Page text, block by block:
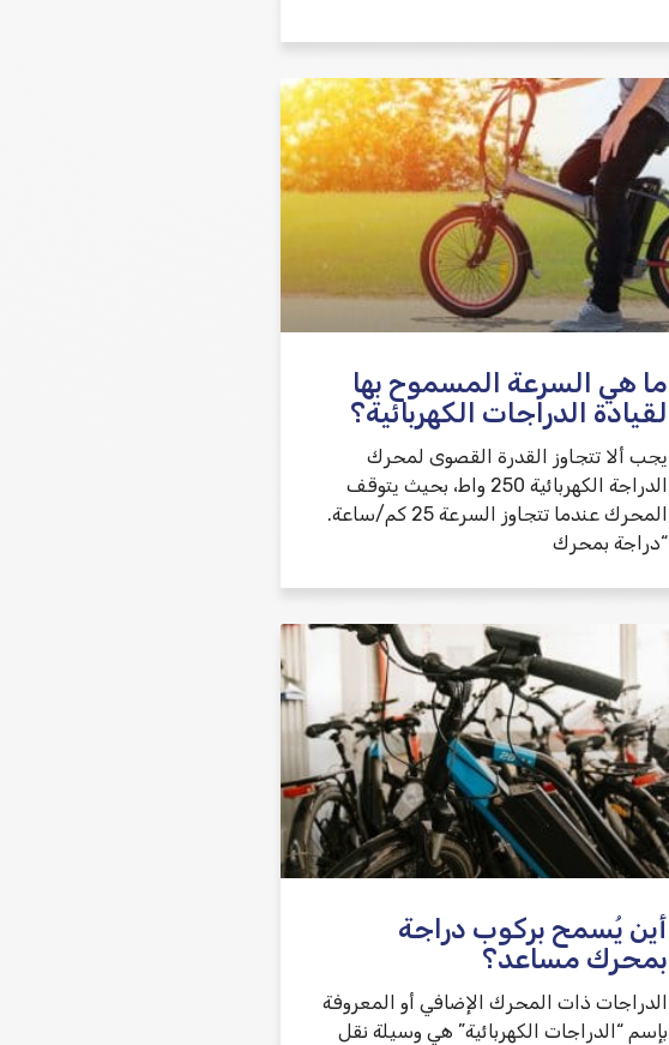
ما هي السرعة المسموح بها
لقيادة الدراجات الكهربائية؟
يجب ألا تتجاوز القدرة القصوى لمحرك
الدراجة الكهربائية 250 واط، بحيث يتوقف
المحرك عندما تتجاوز السرعة 25 كم/ساعة.
“دراجة بمحرك
أين يُسمح بركوب دراجة
بمحرك مساعد؟
الدراجات ذات المحرك الإضافي أو المعروفة
بإسم “الدراجات الكهربائية” هي وسيلة نقل